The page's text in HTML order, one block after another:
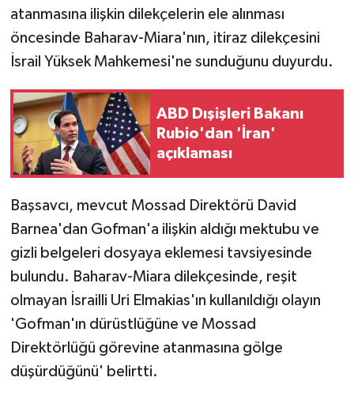
atanmasına ilişkin dilekçelerin ele alınması
öncesinde Baharav-Miara'nın, itiraz dilekçesini
İsrail Yüksek Mahkemesi'ne sunduğunu duyurdu.
ABD Dışişleri Bakanı
Rubio'dan 'İran'
açıklaması
Başsavcı, mevcut Mossad Direktörü David
Barnea'dan Gofman'a ilişkin aldığı mektubu ve
gizli belgeleri dosyaya eklemesi tavsiyesinde
bulundu. Baharav-Miara dilekçesinde, reşit
olmayan İsrailli Uri Elmakias'ın kullanıldığı olayın
'Gofman'ın dürüstlüğüne ve Mossad
Direktörlüğü görevine atanmasına gölge
düşürdüğünü' belirtti.
Yerel
AboneHaber Özel